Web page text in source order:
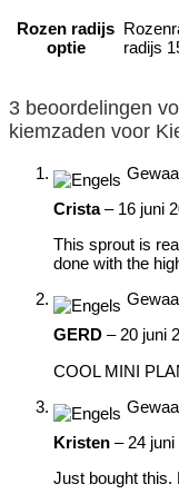
Rozen radijs
optie
radijs
3 beoordelingen
kiemzaden voor
Crista– 16 juni
This sprout is
done with the
GERD – 20 juni
COOL MINI
Kristen – 24 juni
Just bought this.